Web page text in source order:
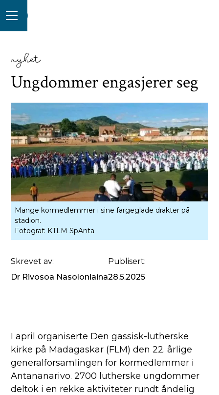
nyhet
Ungdommer engasjerer seg
Mange kormedlemmer i sine fargeglade drakter på
stadion.
Fotograf: KTLM SpAnta
Skrevet av:
Dr Rivosoa Nasoloniaina
Publisert:
28.5.2025
I april organiserte Den gassisk-lutherske
kirke på Madagaskar (FLM) den 22. årlige
generalforsamlingen for kormedlemmer i
Antananarivo. 2700 lutherske ungdommer
deltok i en rekke aktiviteter rundt åndelig